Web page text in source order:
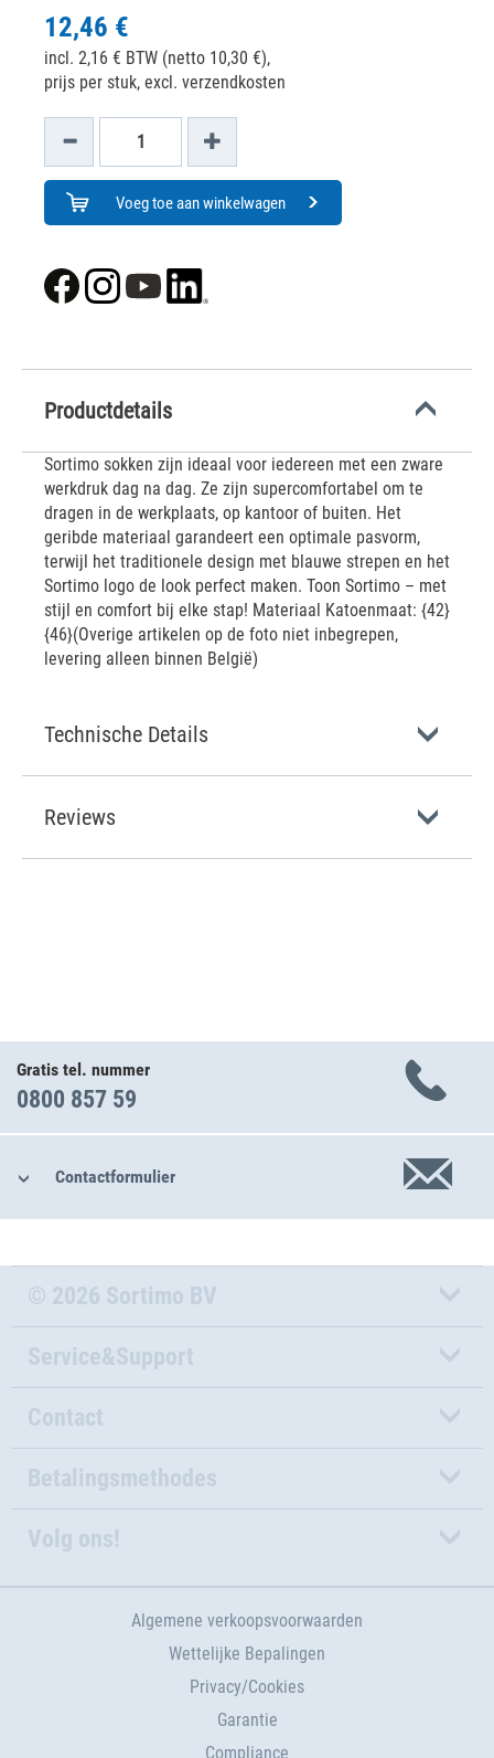
12,46 €
incl. 2,16 € BTW (netto 10,30 €),
prijs per stuk, excl. verzendkosten
Voeg toe aan winkelwagen
Productdetails
Sortimo sokken zijn ideaal voor iedereen met een zware
werkdruk dag na dag. Ze zijn supercomfortabel om te
dragen in de werkplaats, op kantoor of buiten. Het
geribde materiaal garandeert een optimale pasvorm,
terwijl het traditionele design met blauwe strepen en het
Sortimo logo de look perfect maken. Toon Sortimo – met
stijl en comfort bij elke stap! Materiaal Katoenmaat: {42}
{46}(Overige artikelen op de foto niet inbegrepen,
levering alleen binnen België)
Technische Details
Reviews
Gratis tel. nummer
0800 857 59
Contactformulier
© 2026 Sortimo BV
Service&Support
Contact
Betalingsmethodes
Volg ons!
Algemene verkoopsvoorwaarden
Wettelijke Bepalingen
Privacy/Cookies
Garantie
Compliance